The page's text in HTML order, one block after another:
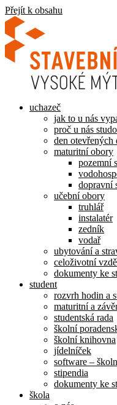
Přejít k obsahu
uchazeč
jak to u nás
proč u nás
den otevřených
maturitní obory
pozemní
dopravní
učební obory
truhlář
instalatér
zedník
vodař
ubytování a
celoživotní
dokumenty ke
student
rozvrh hodin a
maturitní a
studentská rada
školní
školní knihovna
jídelníček
software –
stipendia
dokumenty ke
škola